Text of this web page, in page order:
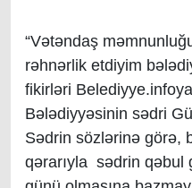
“Vətəndaş
rəhnərlik etdiyim
fikirləri Belediyye.infoya
Bələdiyyəsinin sədri
Sədrin sözlərinə görə,
qərarıyla sədrin qəbul